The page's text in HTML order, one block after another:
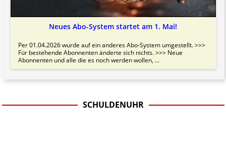
Neues Abo-System startet am 1. Mai!
Per 01.04.2026 wurde auf ein anderes Abo-System umgestellt. >>>
Für bestehende Abonnenten änderte sich nichts. >>> Neue
Abonnenten und alle die es noch werden wollen, ...
SCHULDENUHR